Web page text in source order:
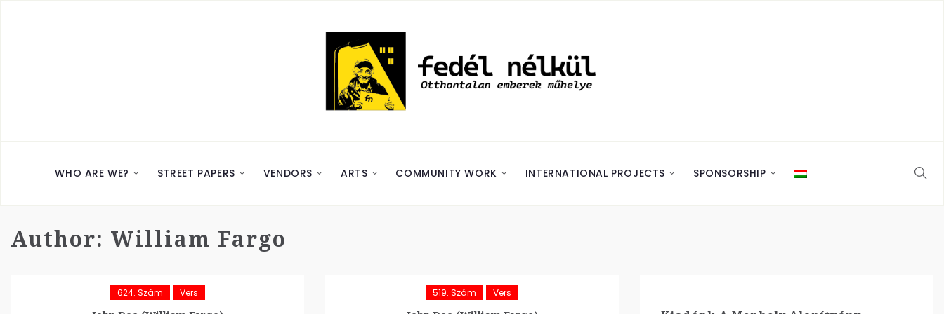
WHO ARE WE? STREET PAPERS VENDORS ARTS COMMUNITY WORK INTERNATIONAL PROJECTS SPONSORSHIP
Author: William Fargo
624. Szám Vers 519. Szám Vers